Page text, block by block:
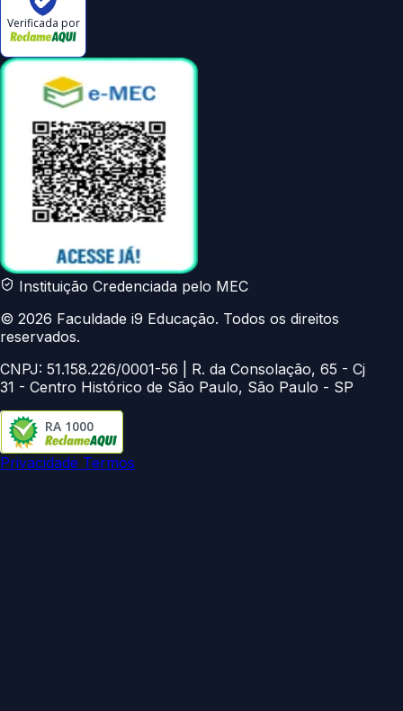
Verificada por
Instituição Credenciada pelo MEC
© 2026 Faculdade i9 Educação. Todos os direitos
reservados.
CNPJ: 51.158.226/0001-56 | R. da Consolação, 65 - Cj
31 - Centro Histórico de São Paulo, São Paulo - SP
RA 1000
Privacidade Termos